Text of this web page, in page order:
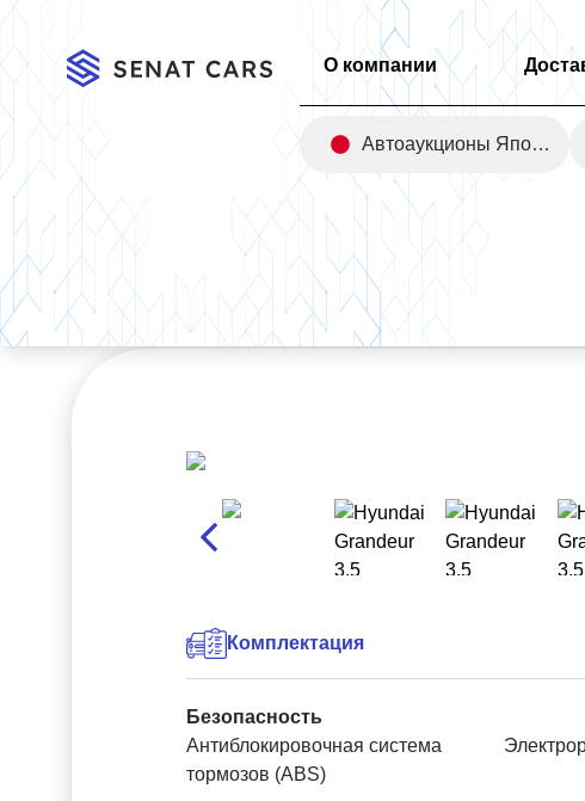
О компании
Автоаукционы Японии
Главная/Каталог Hyundai Grandeur 3.5 Gasoline Calligraphy 2WD
Комплектация
Безопасность
Антиблокировочная система
тормозов (ABS)